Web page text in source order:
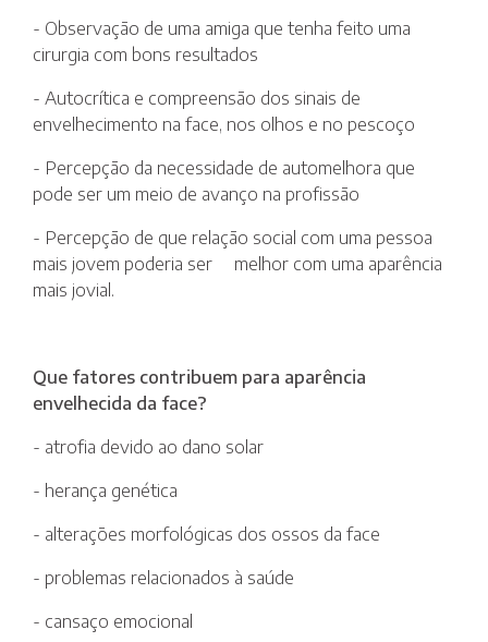
- Observação de uma amiga que tenha feito uma
cirurgia com bons resultados
- Autocrítica e compreensão dos sinais de
envelhecimento na face, nos olhos e no pescoço
- Percepção da necessidade de automelhora que
pode ser um meio de avanço na profissão
- Percepção de que relação social com uma pessoa
mais jovem poderia ser melhor com uma aparência
mais jovial.
Que fatores contribuem para aparência
envelhecida da face?
- atrofia devido ao dano solar
- herança genética
- alterações morfológicas dos ossos da face
- problemas relacionados à saúde
- cansaço emocional